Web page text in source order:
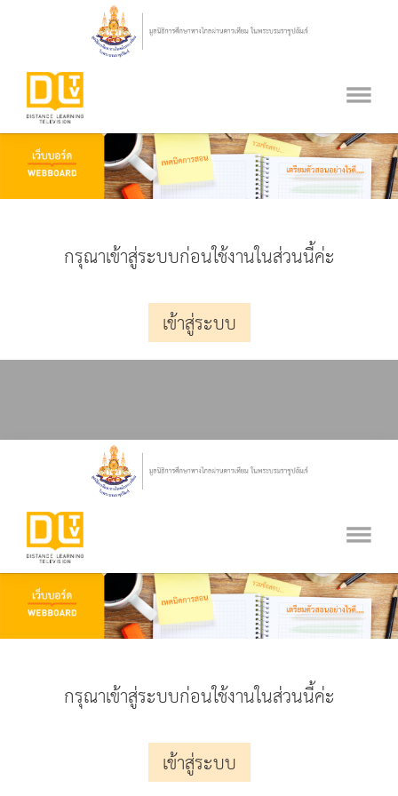
กรุณาเข้าสู่ระบบก่อนใช้งานในส่วนนี้ค่ะ
เข้าสู่ระบบ
กรุณาเข้าสู่ระบบก่อนใช้งานในส่วนนี้ค่ะ
เข้าสู่ระบบ